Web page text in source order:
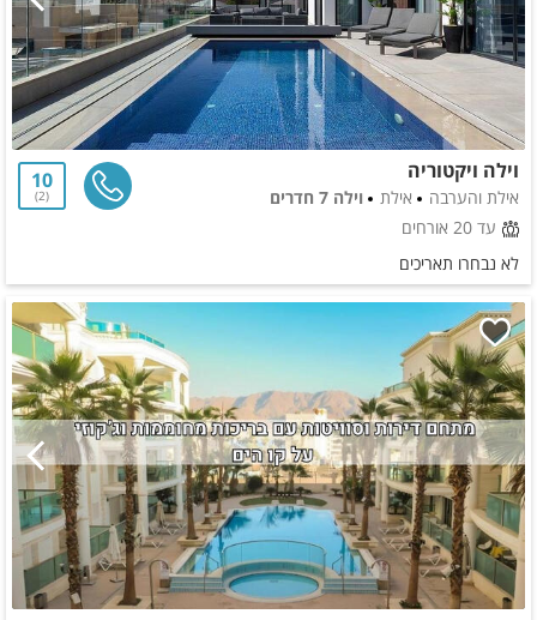
וילה ויקטוריה
אילת והערבה אילת
וילה 7 חדרים
עד 20 אורחים
10
2
לא נבחרו תאריכים